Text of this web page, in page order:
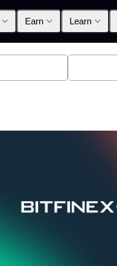
Earn Learn